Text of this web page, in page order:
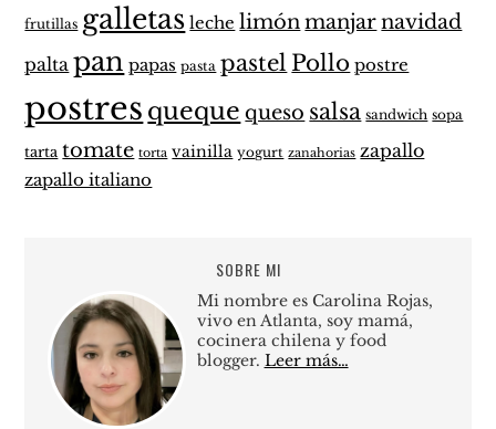
frutillas galletas leche limónmanjarnavidad
palta pan papas pasta pastel Pollo postre
postres queque queso salsa sandwich sopa
tarta tomate torta vainilla yogurt zanahorias zapallo
zapallo italiano
SOBRE MI
Mi nombre es Carolina Rojas,
vivo en Atlanta, soy mamá,
cocinera chilena y food
blogger. Leer más…